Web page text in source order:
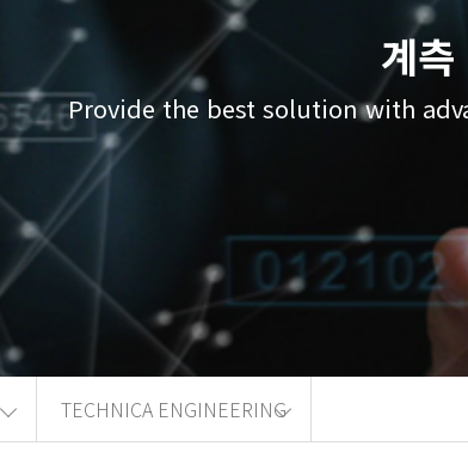
계
Provide the best solution with
TECHNICA ENGINEERING